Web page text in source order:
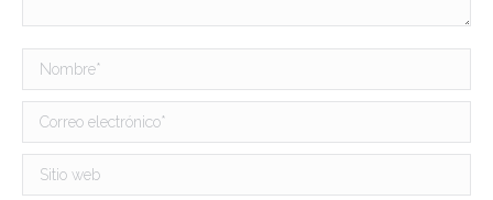
Nombre *
Correo electrónico *
Sitio web